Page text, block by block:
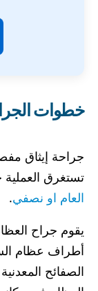
خطوات
جراحة إيثاق
تستغرق العملية حوالي 2-3
العام او نصفي.
يقوم جراح
أطراف عظام
الصفائح